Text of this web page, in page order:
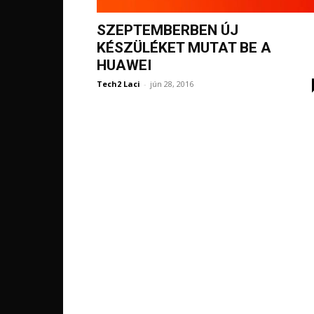
SZEPTEMBERBEN ÚJ
KÉSZÜLÉKET MUTAT BE A
HUAWEI
Tech2 Laci - jún 28, 2016